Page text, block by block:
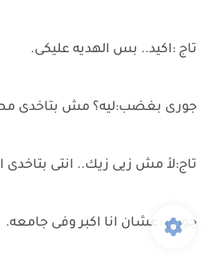
تاج :اكيد.. بس الهديه عليكى.
جورى بغضب:ليه؟ مش بتاخدى
تاج:لأ مش زيى زيك.. انتى بتاخدى
جورى :عشان انا اكبر وفى جامعه.